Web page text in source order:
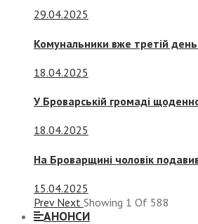
29.04.2025
Комунальники вже третій
18.04.2025
У Броварській громаді
18.04.2025
На Броварщині чоловік
15.04.2025
Prev Next Showing 1 Of 588
АНОНСИ